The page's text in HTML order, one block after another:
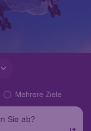
Mehrere Ziele
Sie ab?